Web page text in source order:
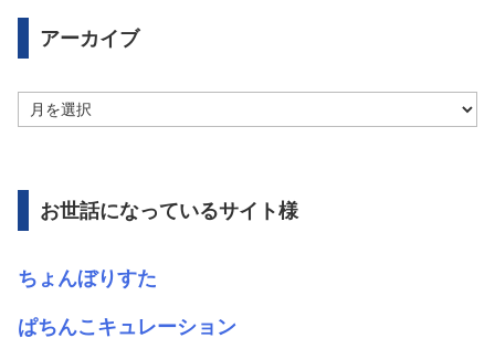
アーカイブ
ー
ブ
お世話になっているサイト様
ちょんぼりすた
ぱちんこキュレーション